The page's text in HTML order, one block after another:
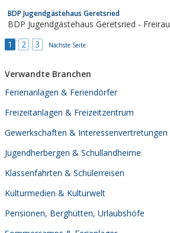
BDP Jugendgästehaus Geretsried
BDP Jugendgästehaus Geretsried -
1
2 3 Nächste Seite
Verwandte Branchen
Ferienanlagen & Feriendörfer
Freizeitanlagen & Freizeitzentrum
Gewerkschaften & Interessenvertretungen
Jugendherbergen & Schullandheime
Klassenfahrten & Schülerreisen
Kulturmedien & Kulturwelt
Pensionen, Berghütten, Urlaubshöfe